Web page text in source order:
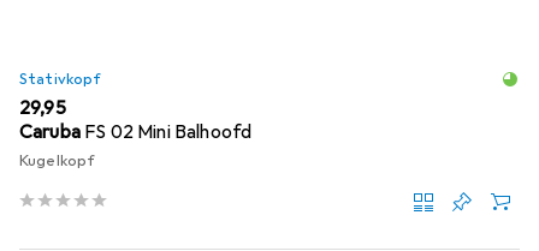
Stativkopf
EUR
29,95
Caruba FS 02 Mini Balhoofd
Kugelkopf